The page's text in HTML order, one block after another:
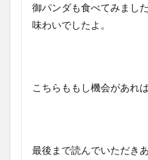
御パンダも食べてみまし
味わいでしたよ。
こちらももし機会があれ
最後まで読んでいただき